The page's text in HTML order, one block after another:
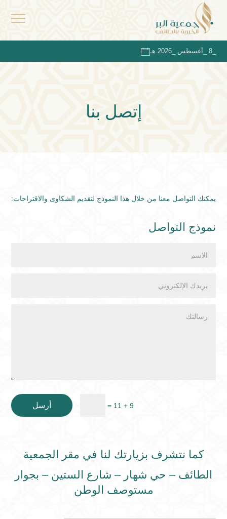
إتصل بنا
يمكنك التواصل معنا من خلال هذا النموذج لتقديم الشكاوى والاقتراحات:
نموذج التواصل
أرسل 9 + 11
=
كما نتشرف بزيارتك لنا في مقر الجمعية
الطائف – حي شهار – شارع الستين – بجوار
مستوصف الوطن